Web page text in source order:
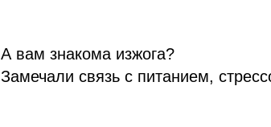
А вам знакома изжога?
Замечали связь с питанием,